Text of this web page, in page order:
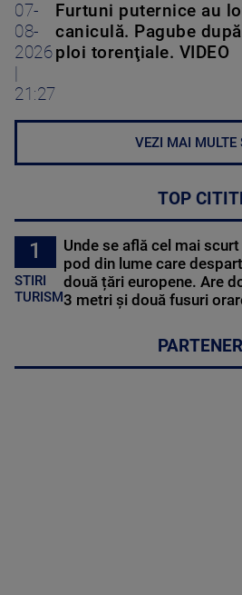
07-
08-
2026
21:27
Furtuni puternice au
caniculă. Pagube
ploi torenţiale. VIDEO
VEZI MAI MULTE
TOP
1
STIRI
TURISM
Unde se află cel mai scurt
pod din lume care
două țări europene. Are
3 metri și două fusuri
PARTENERI